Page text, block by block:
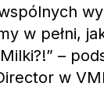
w pełni,
–
w